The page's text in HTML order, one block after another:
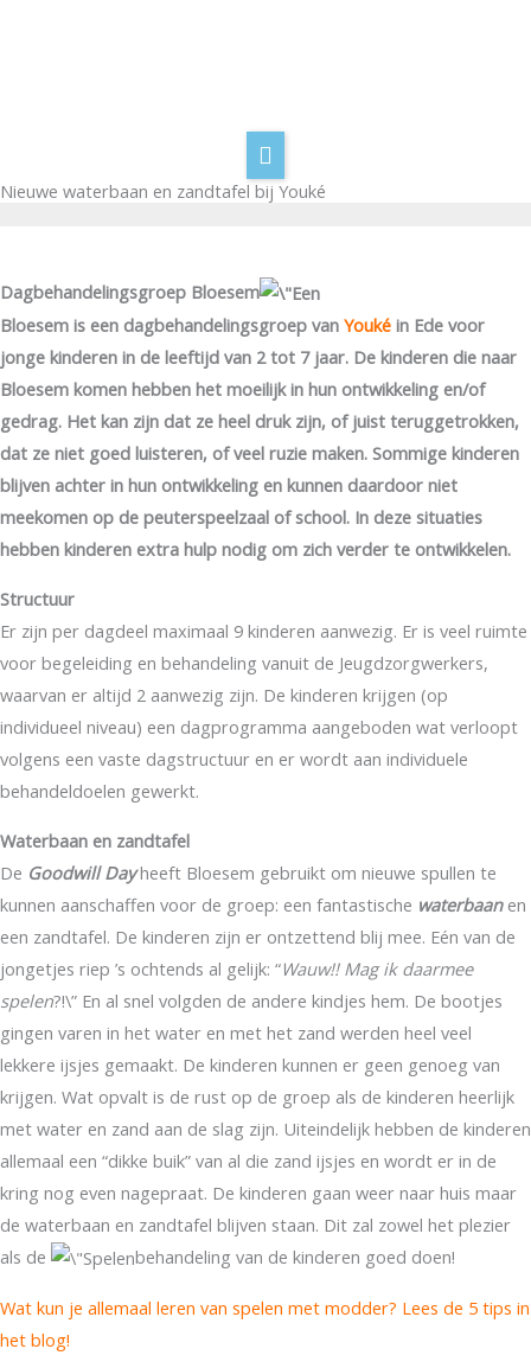
Nieuwe waterbaan en zandtafel bij Youké
Dagbehandelingsgroep Bloesem
Bloesem is een dagbehandelingsgroep van Youké in Ede voor
jonge kinderen in de leeftijd van 2 tot 7 jaar. De kinderen die naar
Bloesem komen hebben het moeilijk in hun ontwikkeling en/of
gedrag. Het kan zijn dat ze heel druk zijn, of juist teruggetrokken,
dat ze niet goed luisteren, of veel ruzie maken. Sommige kinderen
blijven achter in hun ontwikkeling en kunnen daardoor niet
meekomen op de peuterspeelzaal of school. In deze situaties
hebben kinderen extra hulp nodig om zich verder te ontwikkelen.
Structuur
Er zijn per dagdeel maximaal 9 kinderen aanwezig. Er is veel ruimte
voor begeleiding en behandeling vanuit de Jeugdzorgwerkers,
waarvan er altijd 2 aanwezig zijn. De kinderen krijgen (op
individueel niveau) een dagprogramma aangeboden wat verloopt
volgens een vaste dagstructuur en er wordt aan individuele
behandeldoelen gewerkt.
Waterbaan en zandtafel
De Goodwill Dayheeft Bloesem gebruikt om nieuwe spullen te
kunnen aanschaffen voor de groep: een fantastische waterbaan en
een zandtafel. De kinderen zijn er ontzettend blij mee. Eén van de
jongetjes riep ’s ochtends al gelijk: “Wauw!! Mag ik daarmee
spelen?!\” En al snel volgden de andere kindjes hem. De bootjes
gingen varen in het water en met het zand werden heel veel
lekkere ijsjes gemaakt. De kinderen kunnen er geen genoeg van
krijgen. Wat opvalt is de rust op de groep als de kinderen heerlijk
met water en zand aan de slag zijn. Uiteindelijk hebben de kinderen
allemaal een “dikke buik” van al die zand ijsjes en wordt er in de
kring nog even nagepraat. De kinderen gaan weer naar huis maar
de waterbaan en zandtafel blijven staan. Dit zal zowel het plezier
als de
behandeling van de kinderen goed doen!
Wat kun je allemaal leren van spelen met modder? Lees de 5 tips in
het blog!